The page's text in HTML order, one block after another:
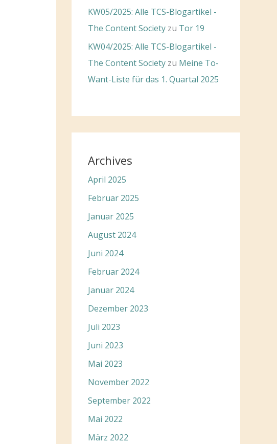
KW05/2025: Alle TCS-Blogartikel -
The Content Society zu Tor 19
KW04/2025: Alle TCS-Blogartikel -
The Content Society zu Meine To-
Want-Liste für das 1. Quartal 2025
Archives
April 2025
Februar 2025
Januar 2025
August 2024
Juni 2024
Februar 2024
Januar 2024
Dezember 2023
Juli 2023
Juni 2023
Mai 2023
November 2022
September 2022
Mai 2022
März 2022